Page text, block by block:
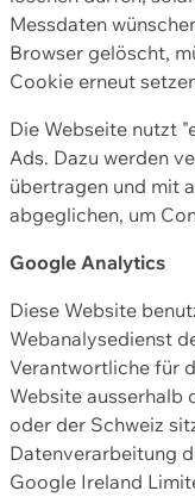
Messdaten
Browser gelöscht,
Cookie erneut
Die Webseite nutzt
Ads. Dazu werden
übertragen und mit
abgeglichen, um
Google Analytics
Diese Website
Webanalysedienst
Verantwortliche für
Website ausserhalb
oder der Schweiz
Datenverarbeitung
Google Ireland